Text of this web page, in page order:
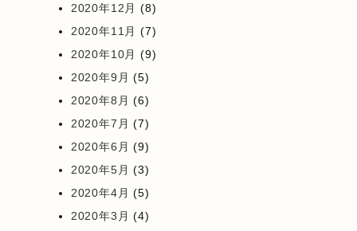
2020年12月 (8)
2020年11月 (7)
2020年10月 (9)
2020年9月 (5)
2020年8月 (6)
2020年7月 (7)
2020年6月 (9)
2020年5月 (3)
2020年4月 (5)
2020年3月 (4)